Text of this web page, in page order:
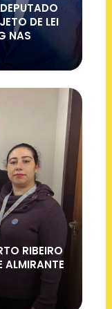
DE LEI
NAS
RIBEIRO
ALMIRANTE